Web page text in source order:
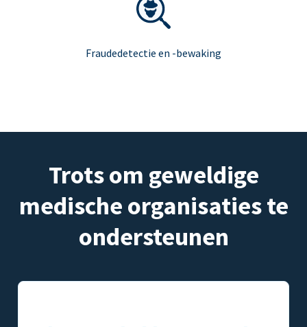
Fraudedetectie en -bewaking
Trots om geweldige
medische organisaties te
ondersteunen